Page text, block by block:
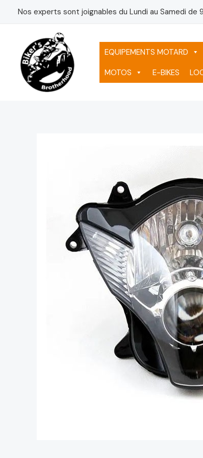
Nos experts sont joignables du Lundi au Samedi de
EQUIPEMENTS MOTARD
MOTOS
E-BIKES